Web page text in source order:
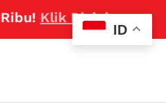
Klik Disini
ID